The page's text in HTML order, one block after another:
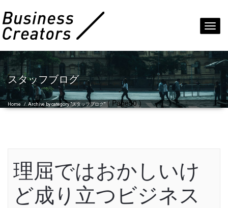
スタッフブログ
Home /Archive by category "スタッフブログ"( Page50 )
理屈ではおかしいけ
ど成り立つビジネス